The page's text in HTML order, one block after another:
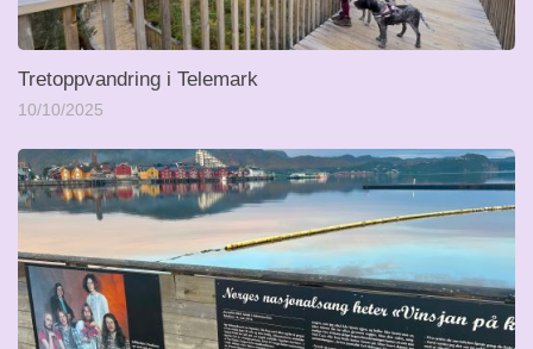
Tretoppvandring i Telemark
10/10/2025